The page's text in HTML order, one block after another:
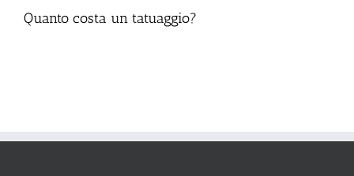
Quanto costa un tatuaggio?